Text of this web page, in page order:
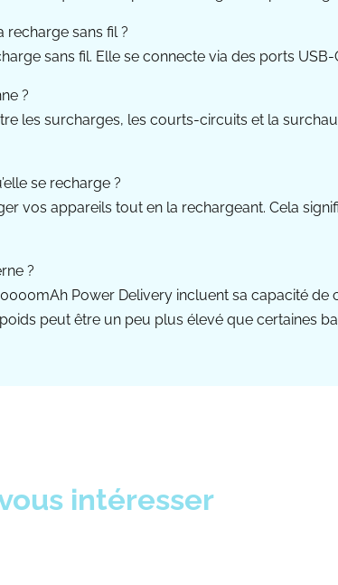
sans fil ?
sans fil. Elle se connecte via des ports
?
les surcharges, les courts-circuits et la
se recharge ?
vos appareils tout en la rechargeant. Cela
?
Power Delivery incluent sa capacité
peut être un peu plus élevé que certaines
intéresser